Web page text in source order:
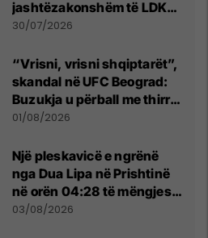
jashtëzakonshëm të LDK-
së
30/07/2026
“Vrisni, vrisni shqiptarët”,
skandal në UFC Beograd:
Buzukja u përball me thirrje
anti-shqiptare nga
01/08/2026
Një pleskavicë e ngrënë
nga Dua Lipa në Prishtinë
në orën 04:28 të mëngjesit
- dhe bota digjitale serbe
03/08/2026